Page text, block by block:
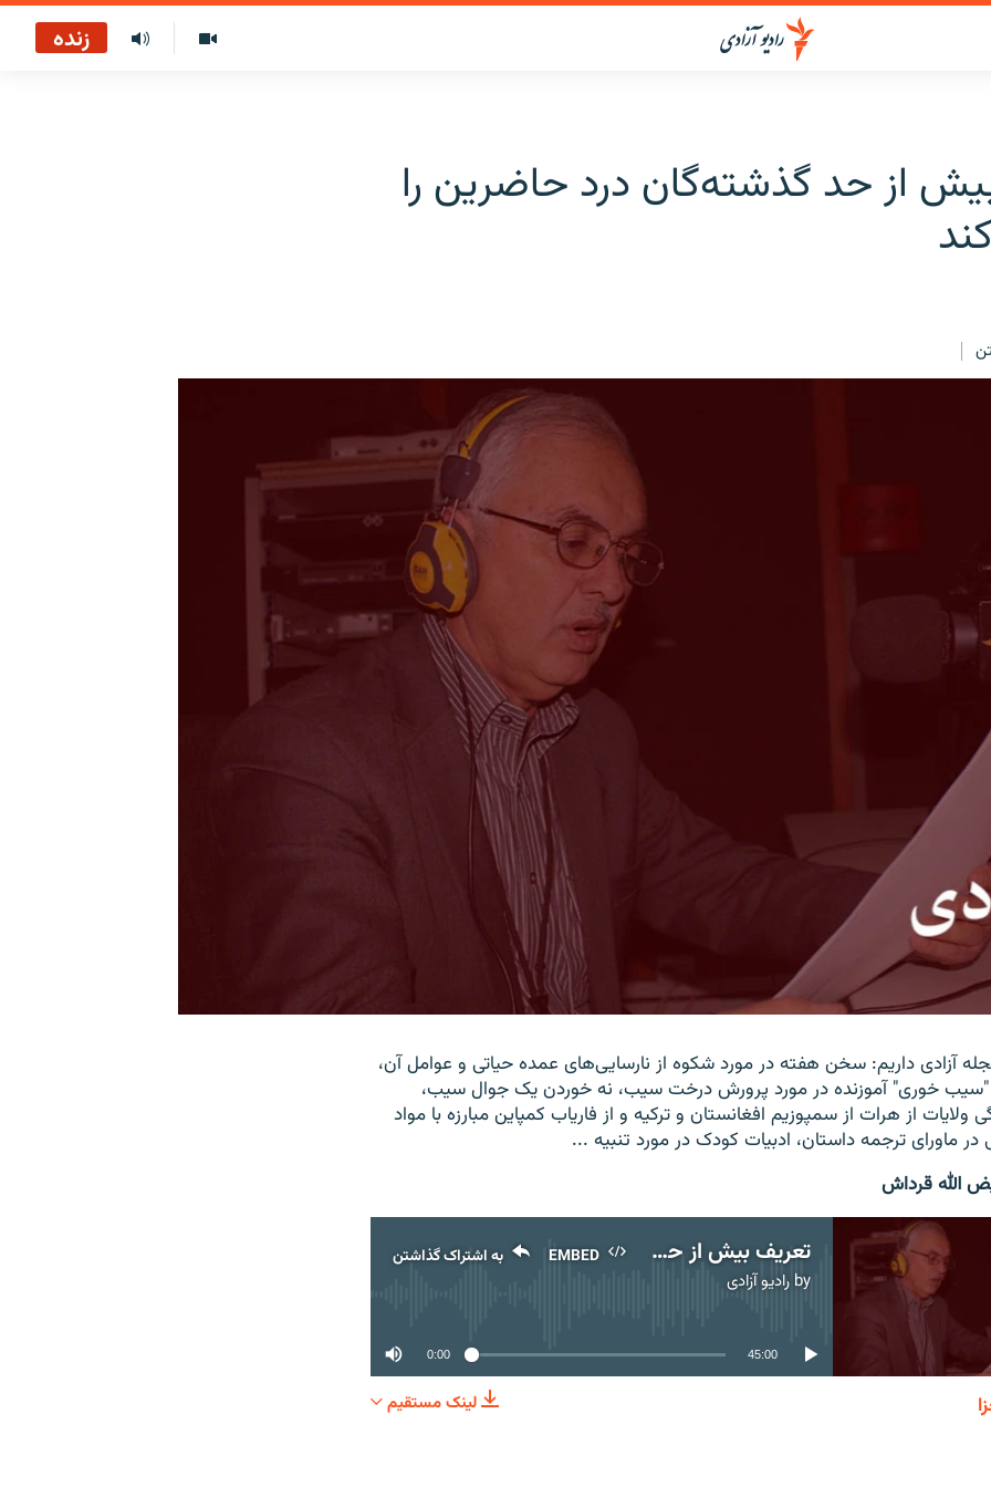
زنده
از حد گذشته‌گان درد حاضرین را
آزادی داریم: سخن هفته در مورد شکوه از نارسایی‌های عمده حیاتی و عوامل آن،
"سیب خوری" آموزنده در مورد پرورش درخت سیب، نه خوردن یک جوال سیب،
از هرات از سمپوزیم افغانستان و ترکیه و از فاریاب کمپاین مبارزه با مواد
ماورای ترجمه داستان، ادبیات کودک در مورد تنبیه ...
الله قرداش
EMBED به اشتراک گذاشتن تعریف بیش از حد گذشته‌گان درد حاضرین را دوا نمی‌کند
by رادیو آزادی
به اشتراک گذاشتن
No media source currently available
0:00 45:00
لینک مستقیم